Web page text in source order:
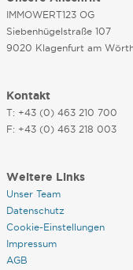
IMMOWERT123 OG
Siebenhügelstraße 107
9020 Klagenfurt am
Kontakt
T: +43 (0) 463 210 700
F: +43 (0) 463 218 003
Weitere Links
Unser Team
Datenschutz
Cookie-Einstellungen
Impressum
AGB